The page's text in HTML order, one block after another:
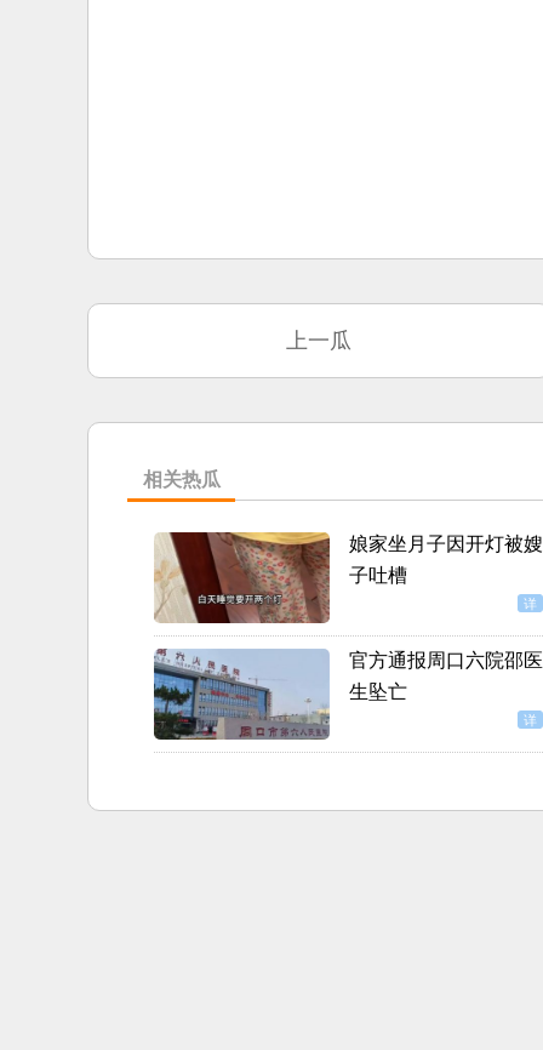
上一瓜
相关热瓜
娘家坐月子因开灯被嫂
子吐槽
详
官方通报周口六院邵医
生坠亡
详